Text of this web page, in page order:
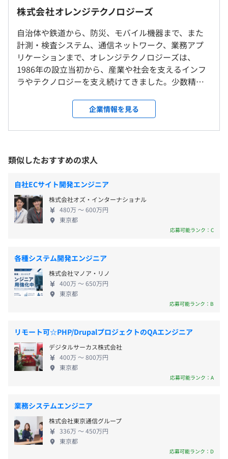
て外部研修やセミナーなどを受講することが可能です。
プロジェクトごとに選択
【開発環境】
OS： Windows、Linux
DB： SQL（PostgreSQLなど）
ほか
半期ごとの目標設定、振り返りによる評価をおこなってい
ます。
エンジニア：37名
マネージャー：40代
新規システム開発から既存システムの保守・運用を担当
複数のシステムを並行しながら開発を進めている
・一部リモート（在宅）勤務も可能
就業場所の変更範囲
＜雇入時＞
静岡支社もしくは静岡支社の近辺にあるお客様先
会社の定める場所
従業員に対する受動喫煙対策：敷地内禁煙
〈静岡支社〉
JR「掛川」駅南口より徒歩3分
〈フレックスタイム制〉
・標準労働時間：7時間45分
・コアタイム：10時～15時
・標準就業時間：9時～17時30分
休憩時間：12時～12時45分（45分）
平均残業時間：平均11.6時間／月
・完全週休2日制（土・日）
・祝日
・特別休暇
・夏季休暇（3日間）
・有給休暇（入社時10日付与）
など
・資格手当
・常駐手当
・扶養手当
・住宅手当
・賞与：年2回（6月・12月）
・業績好調時には決算賞与あり
年1回（4月）
株式会社オレンジテクノロジーズ
自治体や鉄道から、防災、モバイル機器まで、また
計測・検査システム、通信ネットワーク、業務アプ
リケーションまで、オレンジテクノロジーズは、
1986年の設立当初から、産業や社会を支えるインフ
ラやテクノロジーを支え続けてきました。少数精鋭
収入基盤を築いています。 あらゆる業種のお客様と
の長いお付き合いは、信頼の証。組込みソフトウェ
アの設計、開発から評価までの一貫した体制と制御
今後も、たゆまぬ探求心とチャレンジ精神で、お客
様のニーズを十二分に汲み取った提案、支援をおこ
なっていきます。 当社では、お客様の立場に常に立
って物ごとを考え、上司や部下が共に過ごす時間を
多く持てることで、無用な慣習や上下関係のない社
風が維持でき、ひいてはそれが働きやすい職場と高
品質な仕事につながっています。私たちは、守るべき
ネスへの挑戦もしながら、100年継続できるような会
社を目指しています。 【事業紹介】 ◼︎制御ソフトウ
ェア 要件定義からシステム開発、現地立ち上げまで
一貫した対応を担います。 ◼︎組込みソフトウェア ド
ライバ開発・アプリケーション開発、コンサルティ
で携わります。 ◼︎DX・AI活用 企業内のアナログな作
業をデジタル化し、 デジタルトランスフォーメーシ
ョン（DX）を推進しています。
企業情報を見る
類似したおすすめの求人
自社ECサイト開発エンジニア
株式会社オズ・インターナショナル
480万 〜 600万円
東京都
応募可能ランク：C
各種システム開発エンジニア
株式会社マノア・リノ
400万 〜 650万円
東京都
応募可能ランク：B
リモート可☆PHP/DrupalプロジェクトのQAエンジニア
デジタルサーカス株式会社
400万 〜 800万円
東京都
応募可能ランク：A
業務システムエンジニア
株式会社東京通信グループ
336万 〜 450万円
東京都
応募可能ランク：D